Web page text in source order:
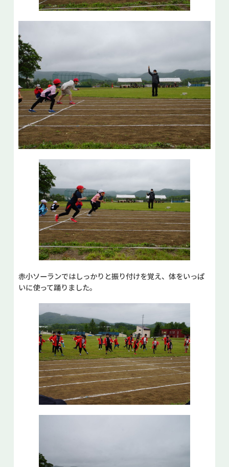
赤小ソーランではしっかりと振り付けを覚え、体をいっぱ
いに使って踊りました。